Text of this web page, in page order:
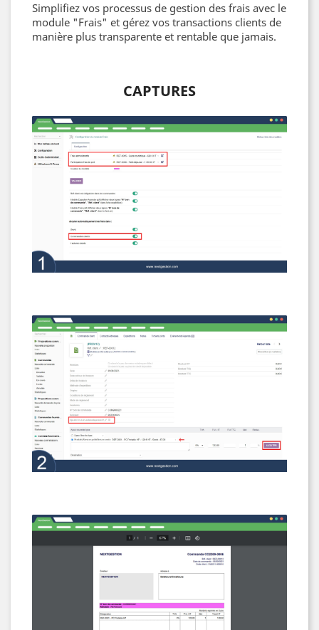
Simplifiez vos processus de gestion des frais avec le
module "Frais" et gérez vos transactions clients de
manière plus transparente et rentable que jamais.
CAPTURES